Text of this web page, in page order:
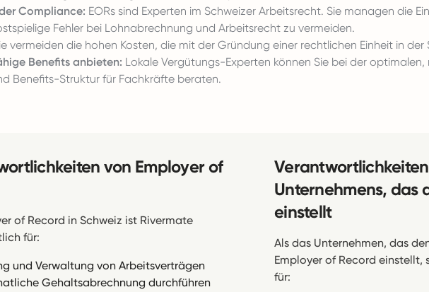
Compliance: EORs sind Experten im Schweizer Arbeitsrecht. Sie managen die
Fehler bei Lohnabrechnung und Arbeitsrecht zu vermeiden.
vermeiden die hohen Kosten, die mit der Gründung einer rechtlichen Einheit in der
Benefits anbieten: Lokale Vergütungs-Experten können Sie bei der
Benefits-Struktur für Fachkräfte beraten.
von Employer of
of Record in Schweiz ist Rivermate
für:
und Verwaltung von Arbeitsverträgen
Gehaltsabrechnung durchführen
Unternehmens, das
einstellt
Als das Unternehmen, das
Employer of Record einstellt,
für: